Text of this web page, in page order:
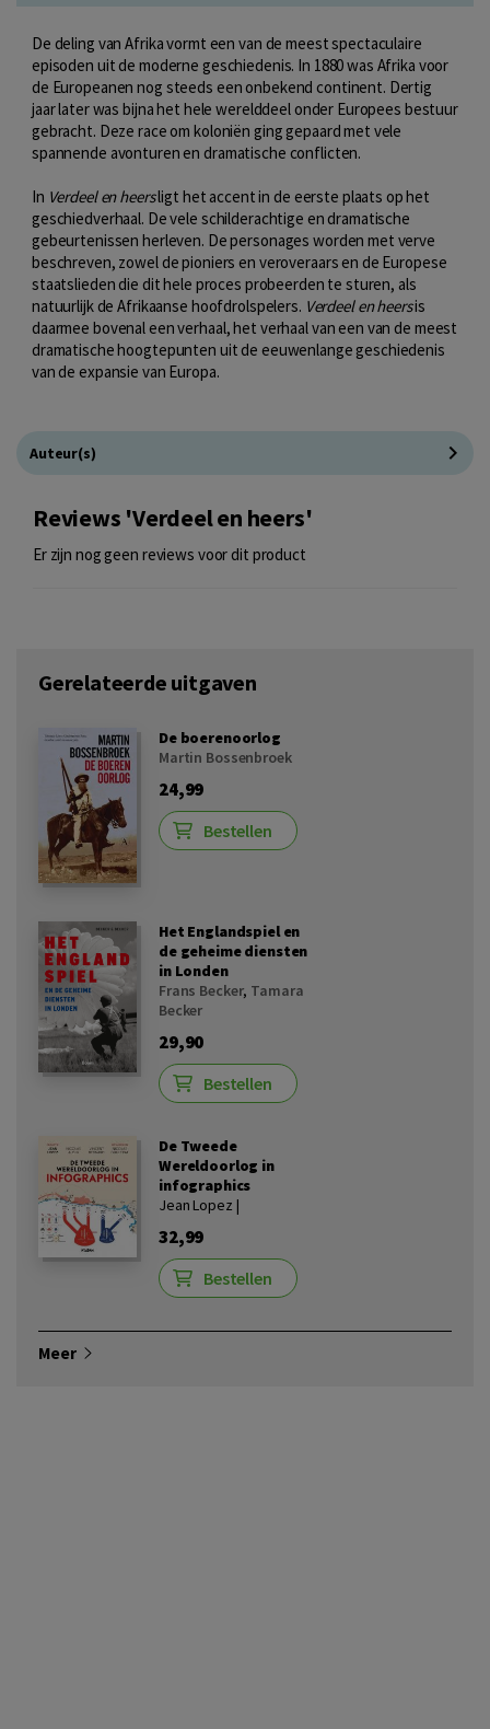
De deling van Afrika vormt een van de meest spectaculaire
episoden uit de moderne geschiedenis. In 1880 was Afrika voor
de Europeanen nog steeds een onbekend continent. Dertig
jaar later was bijna het hele werelddeel onder Europees bestuur
gebracht. Deze race om koloniën ging gepaard met vele
spannende avonturen en dramatische conflicten.
In Verdeel en heersligt het accent in de eerste plaats op het
geschiedverhaal. De vele schilderachtige en dramatische
gebeurtenissen herleven. De personages worden met verve
beschreven, zowel de pioniers en veroveraars en de Europese
staatslieden die dit hele proces probeerden te sturen, als
natuurlijk de Afrikaanse hoofdrolspelers. Verdeel en heersis
daarmee bovenal een verhaal, het verhaal van een van de meest
dramatische hoogtepunten uit de eeuwenlange geschiedenis
van de expansie van Europa.
Auteur(s)
Reviews 'Verdeel en heers'
Er zijn nog geen reviews voor dit product
Gerelateerde uitgaven
De boerenoorlog
Martin Bossenbroek
24,99
Bestellen
Het Englandspiel en
de geheime diensten
in Londen
Frans Becker, Tamara
Becker
29,90
Bestellen
De Tweede
Wereldoorlog in
infographics
Jean Lopez |
32,99
Bestellen
Meer